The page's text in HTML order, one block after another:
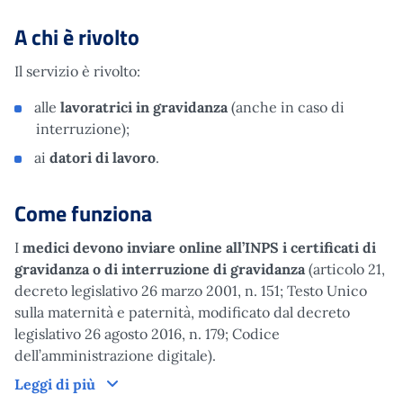
A chi è rivolto
Il servizio è rivolto:
alle lavoratrici in gravidanza (anche in caso di
interruzione);
ai datori di lavoro.
Come funziona
I medici devono inviare online all’INPS i certificati di
gravidanza o di interruzione di gravidanza (articolo 21,
decreto legislativo 26 marzo 2001, n. 151; Testo Unico
sulla maternità e paternità, modificato dal decreto
legislativo 26 agosto 2016, n. 179; Codice
dell’amministrazione digitale).
Leggi di più
Come funziona